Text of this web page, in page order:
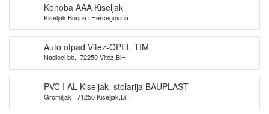
Konoba AAA Kiseljak
Kiseljak,Bosna i Hercegovina
Auto otpad Vitez-OPEL TIM
Nadioci bb., 72250 Vitez,BiH
PVC I AL Kiseljak- stolarija BAUPLAST
Gromiljak , 71250 Kiseljak,BiH